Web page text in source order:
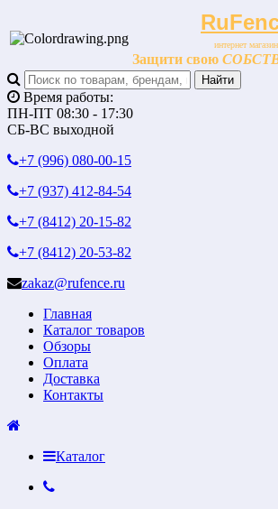
интернет магазин
Защити свою
Время работы:
ПН-ПТ 08:30 - 17:30
СБ-ВС выходной
+7 (996) 080-00-15
+7 (937) 412-84-54
+7 (8412) 20-15-82
+7 (8412) 20-53-82
zakaz@rufence.ru
Главная
Каталог товаров
Обзоры
Оплата
Доставка
Контакты
Каталог